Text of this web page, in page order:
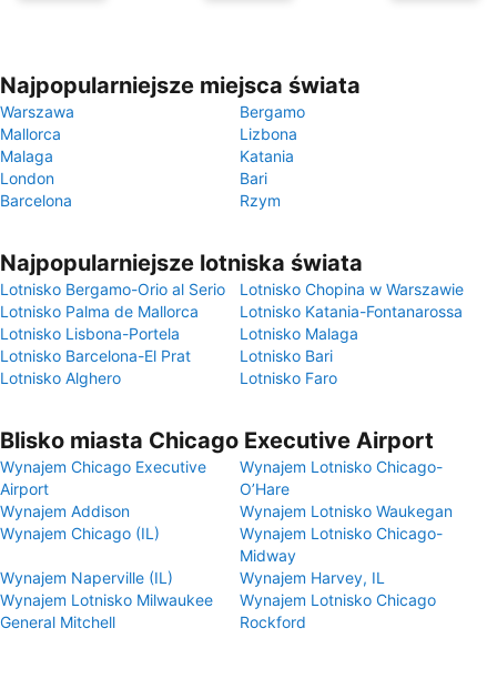
Najpopularniejsze miejsca świata
Warszawa
Bergamo
Mallorca
Lizbona
Malaga
Katania
London
Bari
Barcelona
Rzym
Najpopularniejsze lotniska świata
Lotnisko Bergamo-Orio al Serio
Lotnisko Chopina w Warszawie
Lotnisko Palma de Mallorca
Lotnisko Katania-Fontanarossa
Lotnisko Lisbona-Portela
Lotnisko Malaga
Lotnisko Barcelona-El Prat
Lotnisko Bari
Lotnisko Alghero
Lotnisko Faro
Blisko miasta Chicago Executive Airport
Wynajem Chicago Executive
Airport
Wynajem Lotnisko Chicago-
O’Hare
Wynajem Addison
Wynajem Lotnisko Waukegan
Wynajem Chicago (IL)
Wynajem Lotnisko Chicago-
Midway
Wynajem Naperville (IL)
Wynajem Harvey, IL
Wynajem Lotnisko Milwaukee
General Mitchell
Wynajem Lotnisko Chicago
Rockford